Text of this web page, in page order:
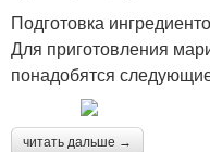
Подготовка
Для приготовления
понадобятся
читать дальше →